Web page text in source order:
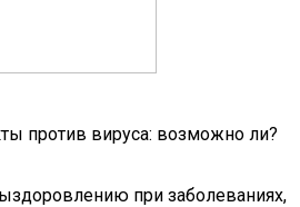
против вируса: возможно ли?
при заболеваниях,